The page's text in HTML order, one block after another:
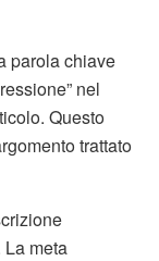
parola chiave
nel
Questo
trattato
meta